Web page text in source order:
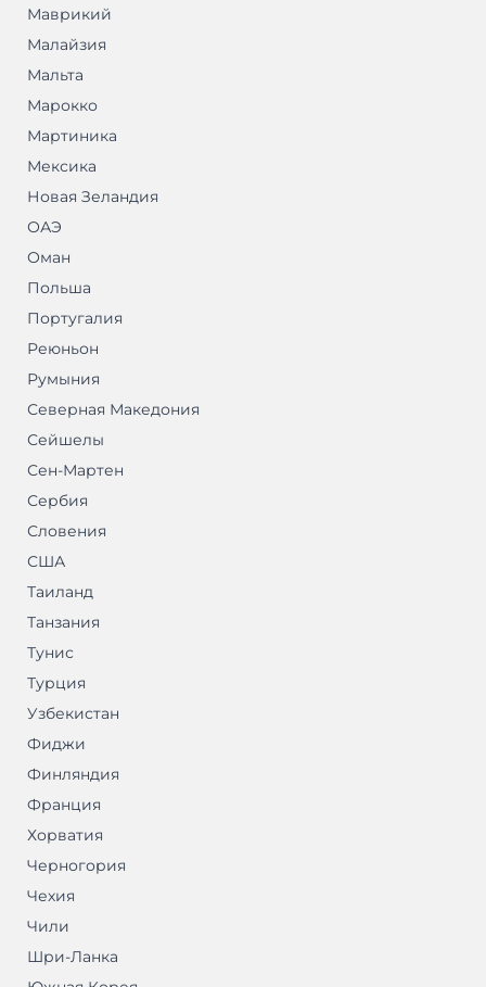
Маврикий
Малайзия
Мальта
Марокко
Мартиника
Мексика
Новая Зеландия
ОАЭ
Оман
Польша
Португалия
Реюньон
Румыния
Северная Македония
Сейшелы
Сен-Мартен
Сербия
Словения
США
Таиланд
Танзания
Тунис
Турция
Узбекистан
Фиджи
Финляндия
Франция
Хорватия
Черногория
Чехия
Чили
Шри-Ланка